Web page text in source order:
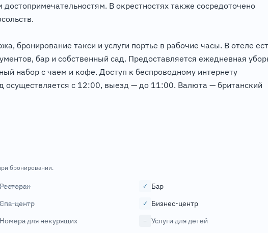
В окрестностях также сосредоточено
бронирование такси и услуги портье в рабочие часы. В отеле
бар и собственный сад. Предоставляется ежедневная
набор с чаем и кофе. Доступ к беспроводному интернету
осуществляется с 12:00, выезд — до 11:00. Валюта — британский
бронировании.
Ресторан ✓ Бар
Спа-центр ✓ Бизнес-центр
Номера для некурящих − Услуги для детей